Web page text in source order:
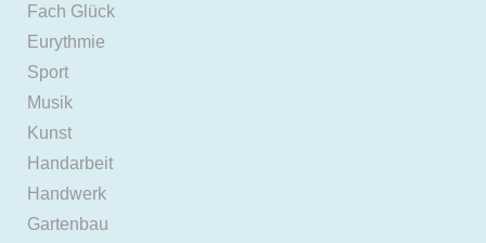
Fach Glück
Eurythmie
Sport
Musik
Kunst
Handarbeit
Handwerk
Gartenbau